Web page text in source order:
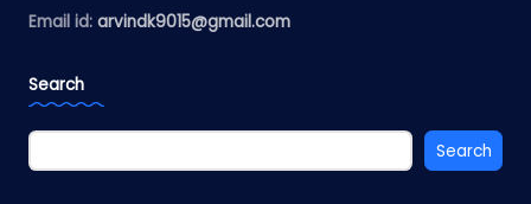
Email id: arvindk9015@gmail.com
Search
Search